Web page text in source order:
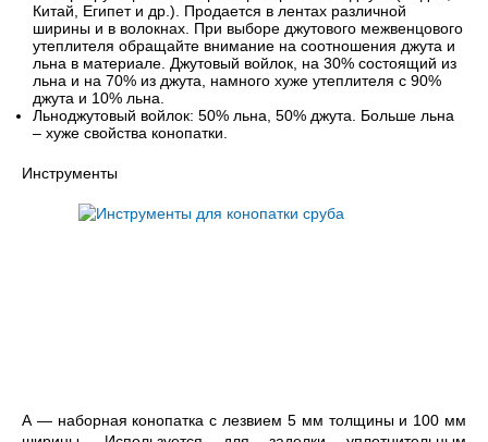
Китай, Египет и др.). Продается в лентах различной
ширины и в волокнах. При выборе джутового межвенцового
утеплителя обращайте внимание на соотношения джута и
льна в материале. Джутовый войлок, на 30% состоящий из
льна и на 70% из джута, намного хуже утеплителя с 90%
джута и 10% льна.
Льноджутовый войлок: 50% льна, 50% джута. Больше льна
– хуже свойства конопатки.
Инструменты
А — наборная конопатка с лезвием 5 мм толщины и 100 мм